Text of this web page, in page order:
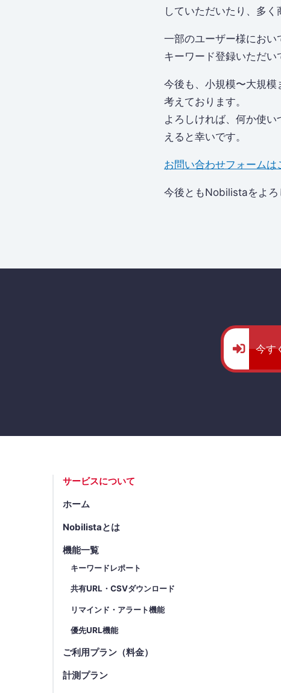
していただいたり、多く
一部のユーザー様にお
キーワード登録いただい
今後も、小規模〜大規模
考えております。
よろしければ、何か使
えると幸いです。
お問い合わせフォームは
今後ともNobilistaをよろ
今す
サービスについて
ホーム
Nobilistaとは
機能一覧
キーワードレポート
共有URL・CSVダウンロード
リマインド・アラート機能
優先URL機能
ご利用プラン（料金）
計測プラン